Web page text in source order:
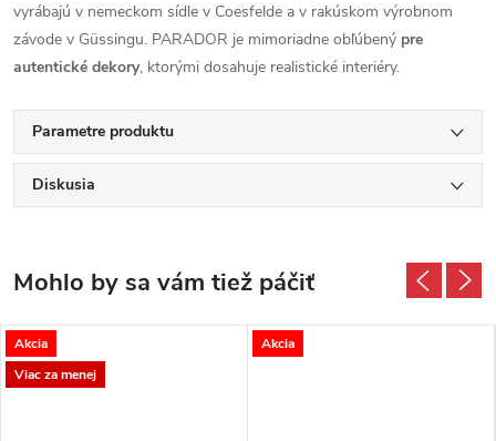
vyrábajú v nemeckom sídle v Coesfelde a v rakúskom výrobnom
závode v Güssingu. PARADOR je mimoriadne obľúbený pre
autentické dekory, ktorými dosahuje realistické interiéry.
Parametre produktu
Diskusia
Akcia
Viac za menej
Akcia